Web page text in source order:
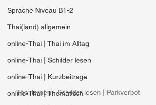
Sprache Niveau B1-2
Thai(land) allgemein
online-Thai | Thai im Alltag
online-Thai | Schilder lesen
online-Thai | Kurzbeiträge
online-Thai | Thematisch
Thai lernen - Schilder lesen | Parkverbot